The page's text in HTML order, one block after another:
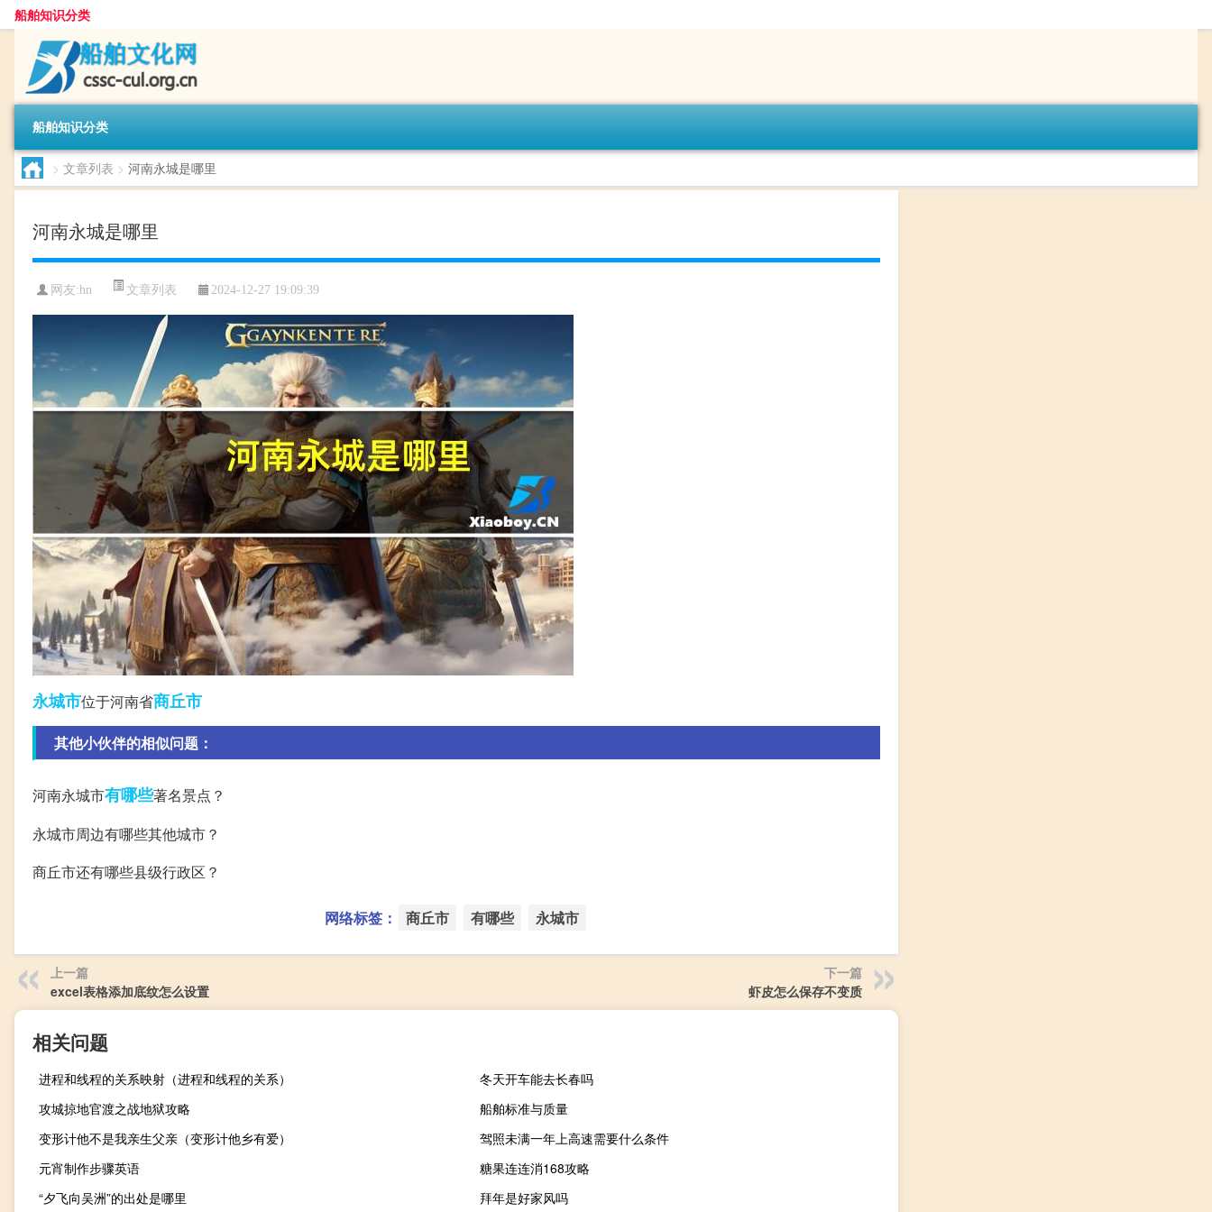
船舶知识分类
船舶知识分类
> 文章列表 > 河南永城是哪里
河南永城是哪里
网友:hn 文章列表 2024-12-27 19:09:39
永城市位于河南省商丘市
其他小伙伴的相似问题：
河南永城市有哪些著名景点？
永城市周边有哪些其他城市？
商丘市还有哪些县级行政区？
网络标签： 商丘市 有哪些 永城市
上一篇
excel表格添加底纹怎么设置
下一篇
虾皮怎么保存不变质
相关问题
进程和线程的关系映射（进程和线程的关系）
冬天开车能去长春吗
攻城掠地官渡之战地狱攻略
船舶标准与质量
变形计他不是我亲生父亲（变形计他乡有爱）
驾照未满一年上高速需要什么条件
元宵制作步骤英语
糖果连连消168攻略
“夕飞向吴洲”的出处是哪里
拜年是好家风吗